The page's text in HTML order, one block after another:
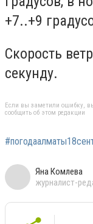
+7..+9
Скорость
секунду.
Если вы заметили ошибку,
сообщить об этом редакции
Яна Комлева
журналист-